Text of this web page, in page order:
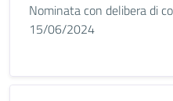
Nominata con delibera di
15/06/2024